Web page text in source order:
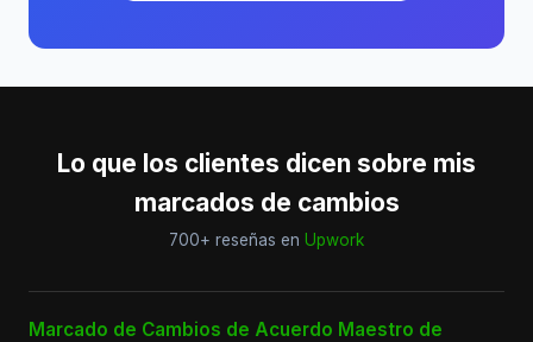
Lo que los clientes dicen sobre mis
marcados de cambios
700+ reseñas en Upwork
Marcado de Cambios de Acuerdo Maestro de